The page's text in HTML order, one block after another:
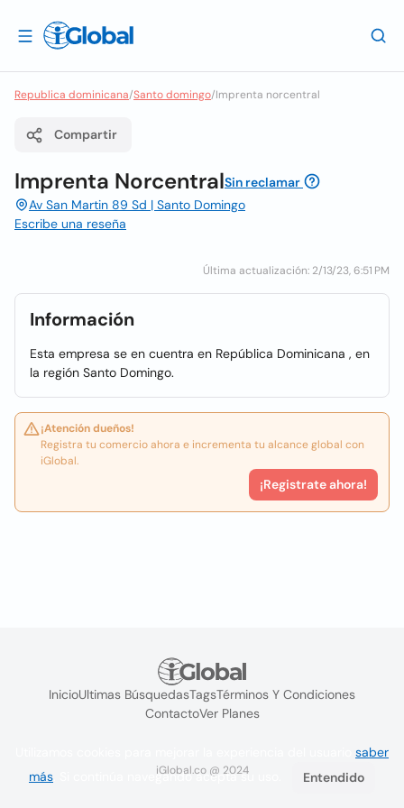
Republica dominicana/Santo domingo/Imprenta norcentral
Compartir
Imprenta NorcentralSin reclamar
Av San Martin 89 Sd | Santo Domingo
Escribe una reseña
Última actualización: 2/13/23, 6:51 PM
Información
Esta empresa se en cuentra en República Dominicana , en
la región Santo Domingo.
¡Atención dueños!
Registra tu comercio ahora e incrementa tu alcance global con
iGlobal.
¡Registrate ahora!
InicioUltimas BúsquedasTagsTérminos Y Condiciones
ContactoVer Planes
iGlobal.co @ 2024
saber
más . Si continúa navegando acepta su uso. Entendido